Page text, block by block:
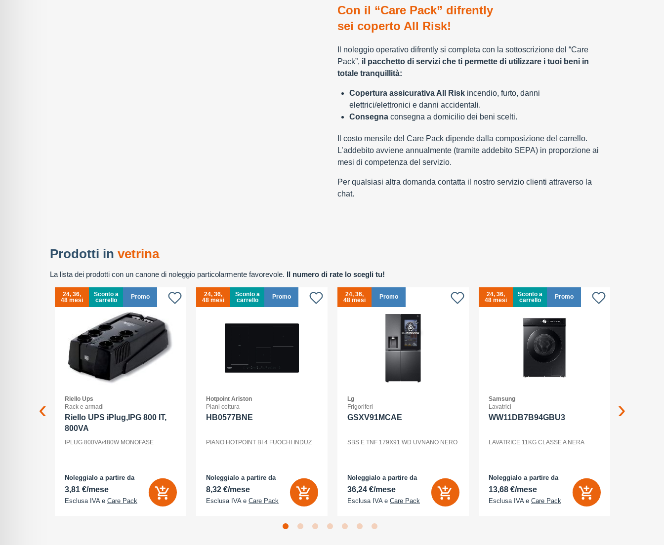
Con il “Care Pack” difrently
sei coperto All Risk!
Il noleggio operativo difrently si completa con la sottoscrizione del “Care
Pack”, il pacchetto di servizi che ti permette di utilizzare i tuoi beni in
totale tranquillità:
Copertura assicurativa All Riskincendio, furto, danni
elettrici/elettronici e danni accidentali.
Consegnaconsegna a domicilio dei beni scelti.
Il costo mensile del Care Pack dipende dalla composizione del carrello.
L’addebito avviene annualmente (tramite addebito SEPA) in proporzione ai
mesi di competenza del servizio.
Per qualsiasi altra domanda contatta il nostro servizio clienti attraverso la
chat.
Prodotti in vetrina
La lista dei prodotti con un canone di noleggio particolarmente favorevole. Il numero di rate lo scegli tu!
24, 36,
48 mesi
Sconto a
carrello
Promo
Riello Ups
Rack e armadi
Riello UPS iPlug,IPG 800 IT,
800VA
IPLUG 800VA/480W MONOFASE
Noleggialo a partire da
3,81 €/mese
Esclusa IVA e Care Pack
24, 36,
48 mesi
Sconto a
carrello
Promo
Hotpoint Ariston
Piani cottura
HB0577BNE
PIANO HOTPOINT BI 4 FUOCHI INDUZ
Noleggialo a partire da
8,32 €/mese
Esclusa IVA e Care Pack
24, 36,
48 mesi
Promo
Lg
Frigoriferi
GSXV91MCAE
SBS E TNF 179X91 WD UVNANO NERO
Noleggialo a partire da
36,24 €/mese
Esclusa IVA e Care Pack
24, 36,
48 mesi
Sconto a
carrello
Promo
Samsung
Lavatrici
WW11DB7B94GBU3
LAVATRICE 11KG CLASSE A NERA
Noleggialo a partire da
13,68 €/mese
Esclusa IVA e Care Pack